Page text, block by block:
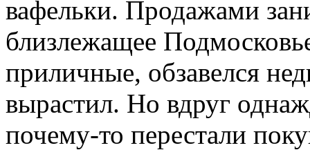
вафельки. Продажами
близлежащее
приличные, обзавелся
вырастил. Но вдруг
почему-то перестали